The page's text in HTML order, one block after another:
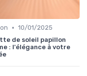
• 10/01/2025
de soleil papillon
: l'élégance à votre